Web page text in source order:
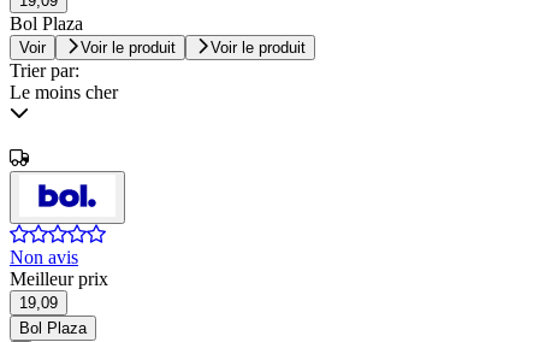
Bol Plaza
Voir Voir le produit Voir le produit
Trier par:
Le moins cher
Non avis
Meilleur prix
19,09
Bol Plaza